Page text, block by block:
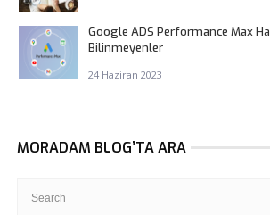
Google ADS Performance Max
Bilinmeyenler
24 Haziran 2023
MORADAM BLOG’TA ARA